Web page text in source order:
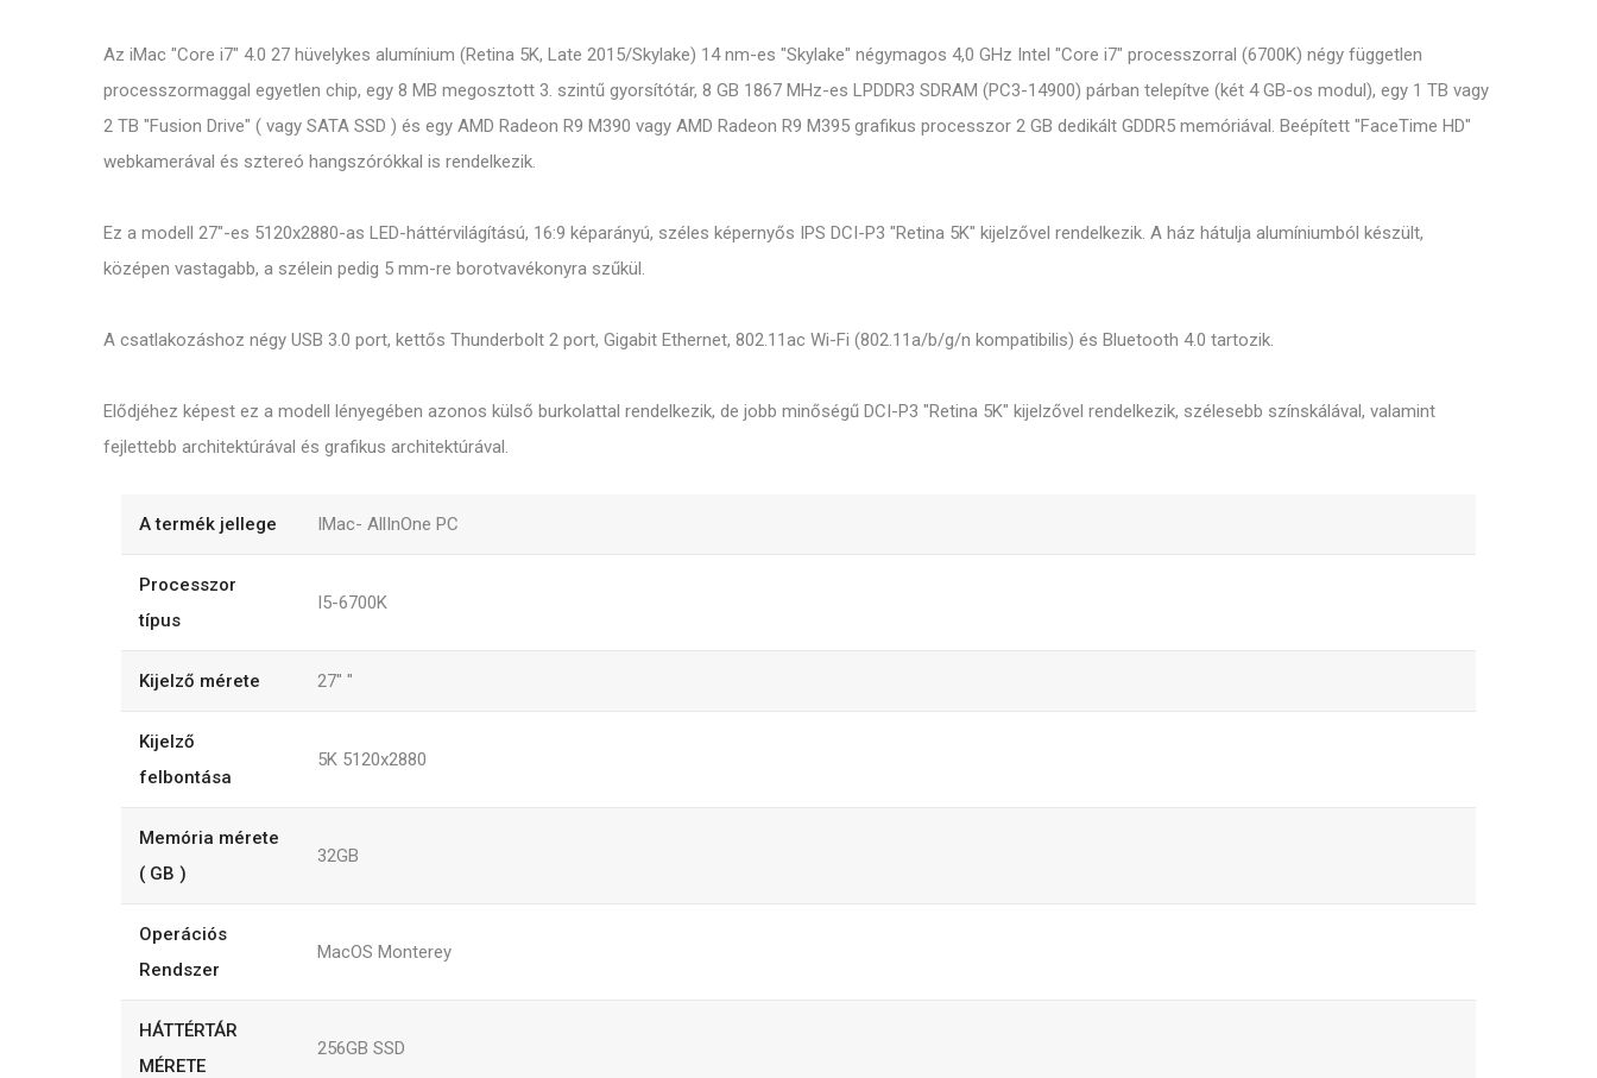
Az iMac "Core i7" 4.0 27 hüvelykes alumínium (Retina 5K, Late 2015/Skylake) 14 nm-es "Skylake" négymagos 4,0 GHz Intel "Core i7" processzorral (6700K) négy független
processzormaggal egyetlen chip, egy 8 MB megosztott 3. szintű gyorsítótár, 8 GB 1867 MHz-es LPDDR3 SDRAM (PC3-14900) párban telepítve (két 4 GB-os modul), egy 1 TB vagy
2 TB "Fusion Drive" ( vagy SATA SSD ) és egy AMD Radeon R9 M390 vagy AMD Radeon R9 M395 grafikus processzor 2 GB dedikált GDDR5 memóriával. Beépített "FaceTime HD"
webkamerával és sztereó hangszórókkal is rendelkezik.
Ez a modell 27"-es 5120x2880-as LED-háttérvilágítású, 16:9 képarányú, széles képernyős IPS DCI-P3 "Retina 5K" kijelzővel rendelkezik. A ház hátulja alumíniumból készült,
középen vastagabb, a szélein pedig 5 mm-re borotvavékonyra szűkül.
A csatlakozáshoz négy USB 3.0 port, kettős Thunderbolt 2 port, Gigabit Ethernet, 802.11ac Wi-Fi (802.11a/b/g/n kompatibilis) és Bluetooth 4.0 tartozik.
Elődjéhez képest ez a modell lényegében azonos külső burkolattal rendelkezik, de jobb minőségű DCI-P3 "Retina 5K" kijelzővel rendelkezik, szélesebb színskálával, valamint
fejlettebb architektúrával és grafikus architektúrával.
A termék jellege IMac- AllInOne PC
Processzor
típus
I5-6700K
Kijelző mérete 27" "
Kijelző
felbontása
5K 5120x2880
Memória mérete
( GB )
32GB
Operációs
Rendszer
MacOS Monterey
HÁTTÉRTÁR
MÉRETE
256GB SSD